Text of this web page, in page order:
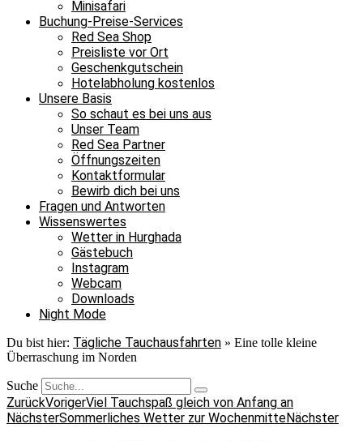
Minisafari
Buchung-Preise-Services
Red Sea Shop
Preisliste vor Ort
Geschenkgutschein
Hotelabholung kostenlos
Unsere Basis
So schaut es bei uns aus
Unser Team
Red Sea Partner
Öffnungszeiten
Kontaktformular
Bewirb dich bei uns
Fragen und Antworten
Wissenswertes
Wetter in Hurghada
Gästebuch
Instagram
Webcam
Downloads
Night Mode
Du bist hier: Tägliche Tauchausfahrten » Eine tolle kleine
Überraschung im Norden
Suche
ZurückVorigerViel Tauchspaß gleich von Anfang an
NächsterSommerliches Wetter zur WochenmitteNächster